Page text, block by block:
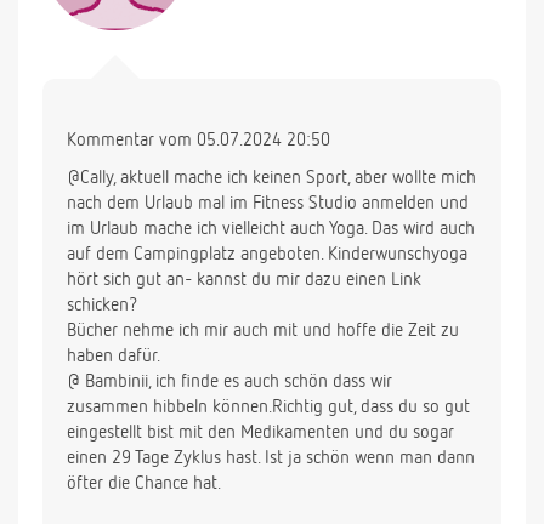
Kommentar vom 05.07.2024 20:50
@Cally, aktuell mache ich keinen Sport, aber wollte mich
nach dem Urlaub mal im Fitness Studio anmelden und
im Urlaub mache ich vielleicht auch Yoga. Das wird auch
auf dem Campingplatz angeboten. Kinderwunschyoga
hört sich gut an- kannst du mir dazu einen Link
schicken?
Bücher nehme ich mir auch mit und hoffe die Zeit zu
haben dafür.
@ Bambinii, ich finde es auch schön dass wir
zusammen hibbeln können.Richtig gut, dass du so gut
eingestellt bist mit den Medikamenten und du sogar
einen 29 Tage Zyklus hast. Ist ja schön wenn man dann
öfter die Chance hat.